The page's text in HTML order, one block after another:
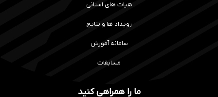
هیات های استانی
رویداد ها و نتایج
سامانه آموزش
مسابقات
ما را همراهی کنید